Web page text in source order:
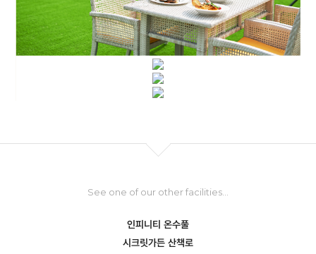
See one of our other facilities...
인피니티 온수풀
시크릿가든 산책로